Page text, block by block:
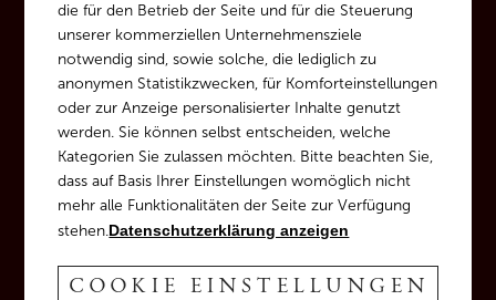
die für den Betrieb der Seite und für die Steuerung
unserer kommerziellen Unternehmensziele
notwendig sind, sowie solche, die lediglich zu
anonymen Statistikzwecken, für Komforteinstellungen
oder zur Anzeige personalisierter Inhalte genutzt
werden. Sie können selbst entscheiden, welche
Kategorien Sie zulassen möchten. Bitte beachten Sie,
dass auf Basis Ihrer Einstellungen womöglich nicht
mehr alle Funktionalitäten der Seite zur Verfügung
stehen.Datenschutzerklärung anzeigen
COOKIE EINSTELLUNGEN